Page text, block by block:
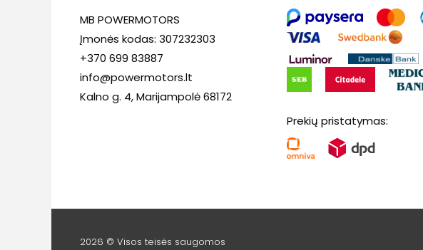
MB POWERMOTORS
Įmonės kodas: 307232303
+370 699 83887
info@powermotors.lt
Kalno g. 4, Marijampolė 68172
Prekių pristatymas:
2026 © Visos teisės saugomos